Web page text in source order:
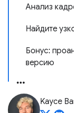
Анализ
Найдите
Бонус:
версию
Kayce